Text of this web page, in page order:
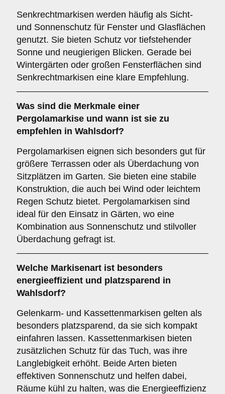
Senkrechtmarkisen werden häufig als Sicht-
und Sonnenschutz für Fenster und Glasflächen
genutzt. Sie bieten Schutz vor tiefstehender
Sonne und neugierigen Blicken. Gerade bei
Wintergärten oder großen Fensterflächen sind
Senkrechtmarkisen eine klare Empfehlung.
Was sind die Merkmale einer
Pergolamarkise und wann ist sie zu
empfehlen in Wahlsdorf?
Pergolamarkisen eignen sich besonders gut für
größere Terrassen oder als Überdachung von
Sitzplätzen im Garten. Sie bieten eine stabile
Konstruktion, die auch bei Wind oder leichtem
Regen Schutz bietet. Pergolamarkisen sind
ideal für den Einsatz in Gärten, wo eine
Kombination aus Sonnenschutz und stilvoller
Überdachung gefragt ist.
Welche Markisenart ist besonders
energieeffizient und platzsparend in
Wahlsdorf?
Gelenkarm- und Kassettenmarkisen gelten als
besonders platzsparend, da sie sich kompakt
einfahren lassen. Kassettenmarkisen bieten
zusätzlichen Schutz für das Tuch, was ihre
Langlebigkeit erhöht. Beide Arten bieten
effektiven Sonnenschutz und helfen dabei,
Räume kühl zu halten, was die Energieeffizienz